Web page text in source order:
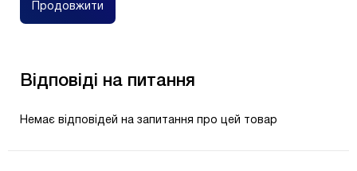
Продовжити
Відповіді на питання
Немає відповідей на запитання про цей товар